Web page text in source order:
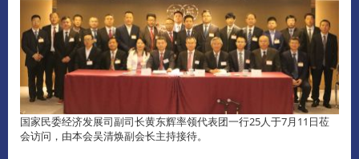
国家民委经济发展司副司长黄东辉率领代表团一行25人于7月11日莅
会访问，由本会吴清焕副会长主持接待。